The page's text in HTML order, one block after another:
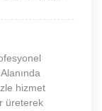
hizmet
üreterek